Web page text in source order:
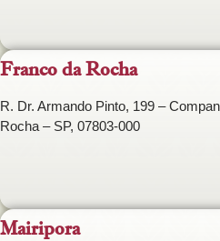
Franco da Rocha
R. Dr. Armando Pinto, 199 –
Rocha – SP, 07803-000
Mairipora